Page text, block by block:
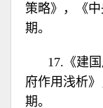
策略》，《
期。
17.《建
府作用浅析
期。